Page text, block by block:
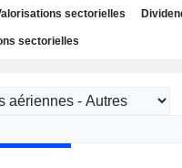
sectorielles
sectorielles